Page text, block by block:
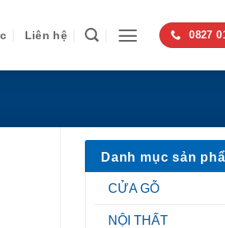
Liên hệ 0827
Danh mục sản
CỬA GỖ
NỘI THẤT